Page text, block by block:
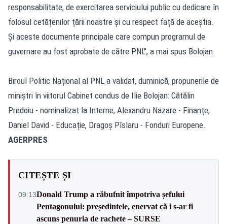
responsabilitate, de exercitarea serviciului public cu dedicare în
folosul cetățenilor țării noastre și cu respect față de aceștia.
Și aceste documente principale care compun programul de
guvernare au fost aprobate de către PNL'', a mai spus Bolojan.
Biroul Politic Național al PNL a validat, duminică, propunerile de
miniștri în viitorul Cabinet condus de Ilie Bolojan: Cătălin
Predoiu - nominalizat la Interne, Alexandru Nazare - Finanțe,
Daniel David - Educație, Dragoș Pîslaru - Fonduri Europene.
AGERPRES
CITEȘTE ȘI
09:13Donald Trump a răbufnit împotriva șefului
Pentagonului: președintele, enervat că i s-ar fi
ascuns penuria de rachete – SURSE